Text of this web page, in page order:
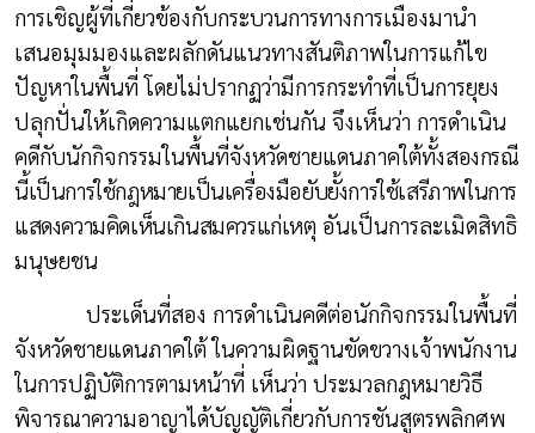
การเชิญผู้ที่เกี่ยวข้องกับกระบวนการทางการเมืองมานำ
เสนอมุมมองและผลักดันแนวทางสันติภาพในการแก้ไข
ปัญหาในพื้นที่ โดยไม่ปรากฏว่ามีการกระทำที่เป็นการยุยง
ปลุกปั่นให้เกิดความแตกแยกเช่นกัน จึงเห็นว่า การดำเนิน
คดีกับนักกิจกรรมในพื้นที่จังหวัดชายแดนภาคใต้ทั้งสองกรณี
นี้เป็นการใช้กฎหมายเป็นเครื่องมือยับยั้งการใช้เสรีภาพในการ
แสดงความคิดเห็นเกินสมควรแก่เหตุ อันเป็นการละเมิดสิทธิ
มนุษยชน
ประเด็นที่สอง การดำเนินคดีต่อนักกิจกรรมในพื้นที่
จังหวัดชายแดนภาคใต้ ในความผิดฐานขัดขวางเจ้าพนักงาน
ในการปฏิบัติการตามหน้าที่ เห็นว่า ประมวลกฎหมายวิธี
พิจารณาความอาญาได้บัญญัติเกี่ยวกับการชันสูตรพลิกศพ